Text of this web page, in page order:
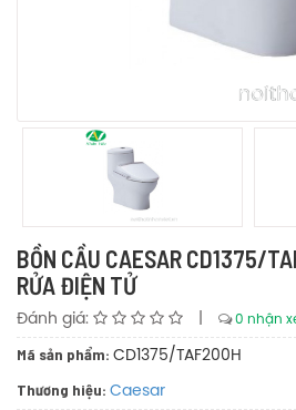
BỒN CẦU CAESAR CD1375/
RỬA ĐIỆN TỬ
Đánh giá: 0 nhận
Mã sản phẩm: CD1375/TAF200H
Thương hiệu: Caesar